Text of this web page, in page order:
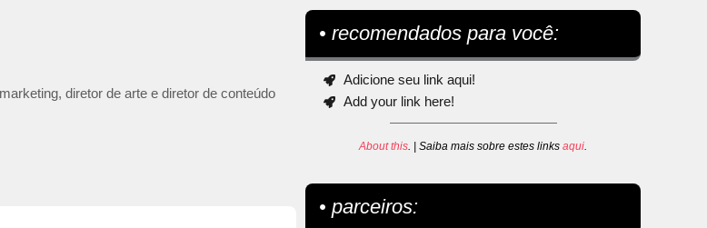
diretor de arte e diretor de conteúdo
• recomendados para você:
Adicione seu link aqui!
Add your link here!
About this. | Saiba mais sobre estes linksaqui.
• parceiros: